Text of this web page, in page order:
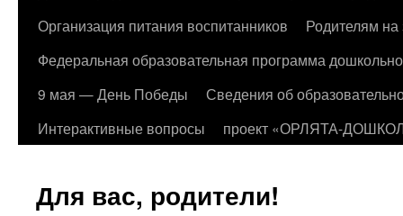
Организация питания воспитанников
Родителям на
Федеральная образовательная программа
9 мая — День Победы
Сведения об
Интерактивные вопросы
проект «ОРЛЯТА-
Для вас, родители!